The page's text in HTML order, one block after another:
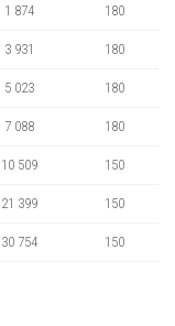
1 874 180
3 931 180
5 023 180
7 088 180
10 509 150
21 399 150
30 754 150